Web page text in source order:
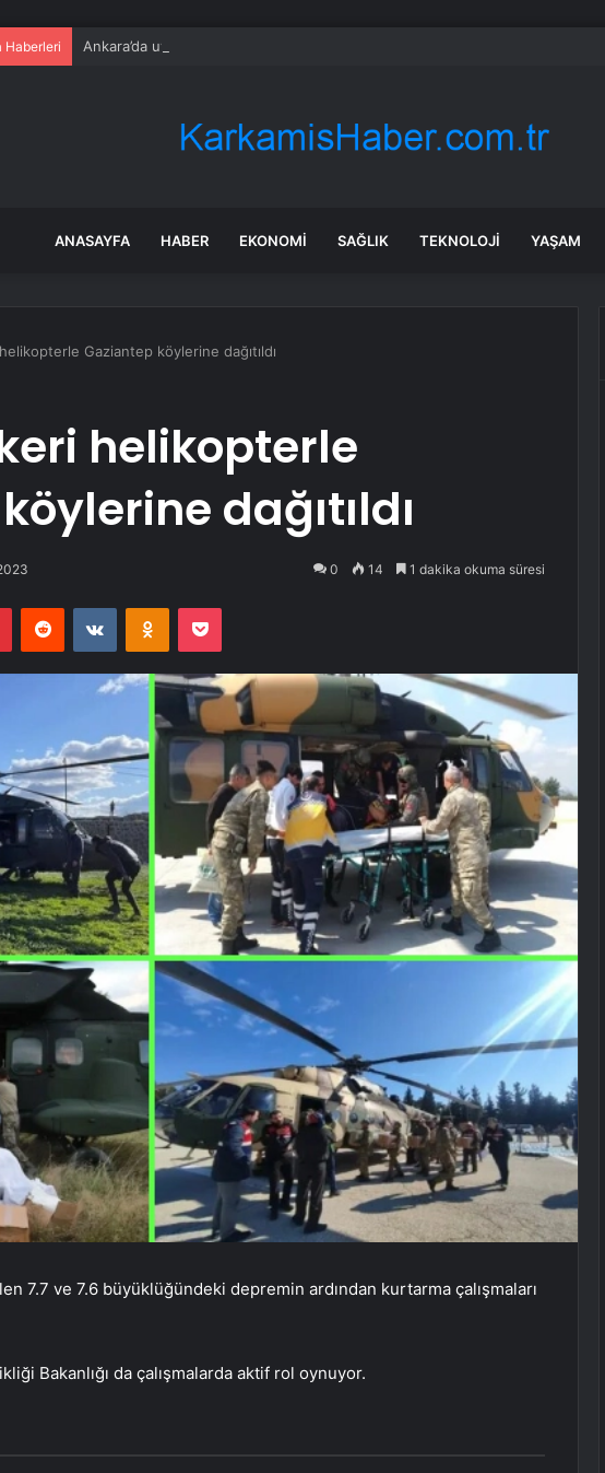
Haberleri Ankara’da uyuşturucu ve fuhuş 8 gözaltı
ANASAYFA HABER EKONOMI SAĞLIK TEKNOLOJI YAŞAM
Gaziantep köylerine dağıtıldı
helikopterle
dağıtıldı
0 14 1 dakika okuma süresi
PinterestReddit VKontakteOdnoklassniki
Pocket
7.7 ve 7.6 büyüklüğündeki depremin ardından kurtarma çalışmaları
Bakanlığı da çalışmalarda aktif rol oynuyor.